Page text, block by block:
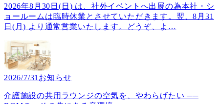
2026年8月30日(日) は、社外イベントへ出展の為本社・シ
ョールームは臨時休業とさせていただきます。翌、8月31
日(月) より通常営業いたします。どうぞ、よ …
2026/7/31 お知らせ
介護施設の共用ラウンジの空気を、やわらげたい ──